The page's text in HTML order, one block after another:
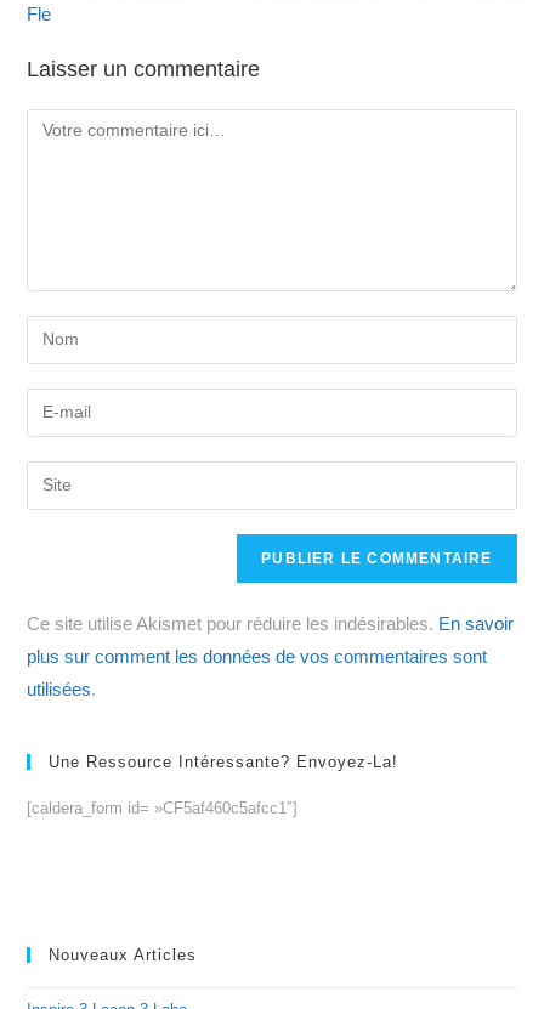
Fle
Laisser un commentaire
Comment
Enter
your
name
comment
Enter
your
email
address
Saisir
l’URL
(facultatif)
Ce site utilise Akismet pour réduire les indésirables. En savoir
plus sur comment les données de vos commentaires sont
utilisées.
Une Ressource Intéressante? Envoyez-La!
[caldera_form id= »CF5af460c5afcc1″]
Nouveaux Articles